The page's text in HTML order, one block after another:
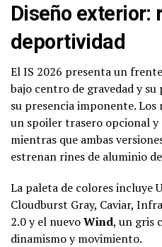
Diseño exterior:
deportividad
El IS 2026 presenta un
bajo centro de gravedad y
su presencia imponente. Los
un spoiler trasero opcional
mientras que ambas
estrenan rines de aluminio
La paleta de colores incluye
Cloudburst Gray, Caviar,
2.0 y el nuevoWind, un gris
dinamismo y movimiento.